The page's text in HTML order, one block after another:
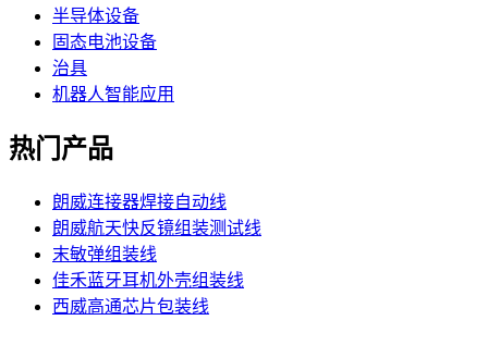
半导体设备
固态电池设备
治具
机器人智能应用
热门产品
朗威连接器焊接自动线
朗威航天快反镜组装测试线
末敏弹组装线
佳禾蓝牙耳机外壳组装线
西威高通芯片包装线